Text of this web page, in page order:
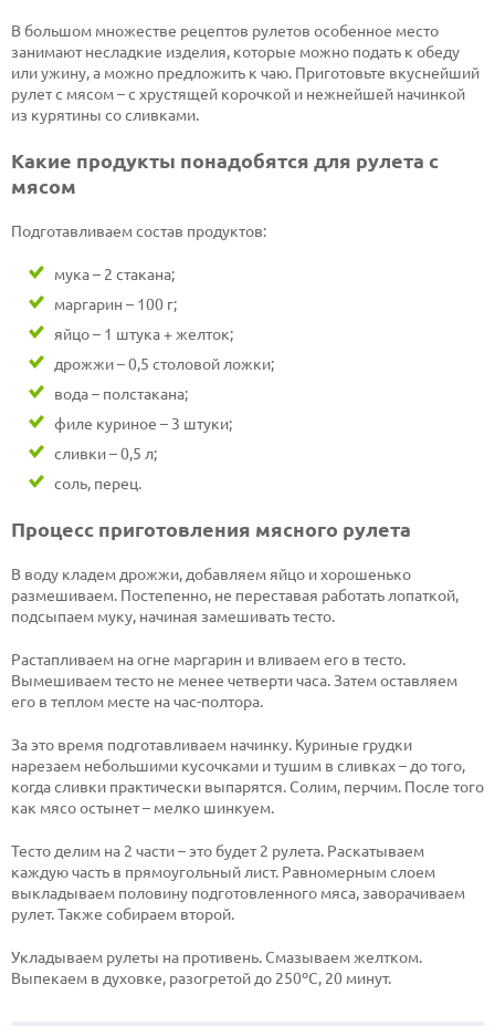
В большом множестве рецептов рулетов особенное место
занимают несладкие изделия, которые можно подать к обеду
или ужину, а можно предложить к чаю. Приготовьте вкуснейший
рулет с мясом – с хрустящей корочкой и нежнейшей начинкой
из курятины со сливками.
Какие продукты понадобятся для рулета с
мясом
Подготавливаем состав продуктов:
мука – 2 стакана;
маргарин – 100 г;
яйцо – 1 штука + желток;
дрожжи – 0,5 столовой ложки;
вода – полстакана;
филе куриное – 3 штуки;
сливки – 0,5 л;
соль, перец.
Процесс приготовления мясного рулета
В воду кладем дрожжи, добавляем яйцо и хорошенько
размешиваем. Постепенно, не переставая работать лопаткой,
подсыпаем муку, начиная замешивать тесто.
Растапливаем на огне маргарин и вливаем его в тесто.
Вымешиваем тесто не менее четверти часа. Затем оставляем
его в теплом месте на час-полтора.
За это время подготавливаем начинку. Куриные грудки
нарезаем небольшими кусочками и тушим в сливках – до того,
когда сливки практически выпарятся. Солим, перчим. После того
как мясо остынет – мелко шинкуем.
Тесто делим на 2 части – это будет 2 рулета. Раскатываем
каждую часть в прямоугольный лист. Равномерным слоем
выкладываем половину подготовленного мяса, заворачиваем
рулет. Также собираем второй.
Укладываем рулеты на противень. Смазываем желтком.
Выпекаем в духовке, разогретой до 250ºС, 20 минут.